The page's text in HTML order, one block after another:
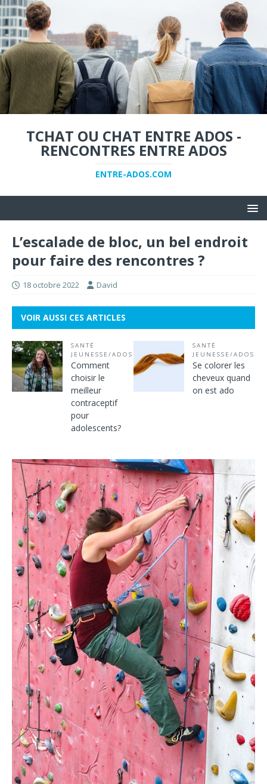
TCHAT OU CHAT ENTRE ADOS -
RENCONTRES ENTRE ADOS
ENTRE-ADOS.COM
L’escalade de bloc, un bel endroit
pour faire des rencontres ?
18 octobre 2022 David
VOIR AUSSI CES ARTICLES
SANTÉ
JEUNESSE/ADOS
Comment
choisir le
meilleur
contraceptif
pour
adolescents?
SANTÉ
JEUNESSE/ADOS
Se colorer les
cheveux quand
on est ado